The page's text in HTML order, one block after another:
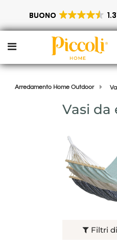
BUONO
Arredamento Home Outdoor
Vasi da
Filtri